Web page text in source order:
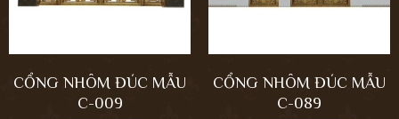
CỔNG NHÔM ĐÚC MẪU
C-009
CỔNG NHÔM ĐÚC MẪU
C-089